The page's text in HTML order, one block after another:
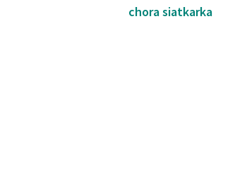
chora siatkarka